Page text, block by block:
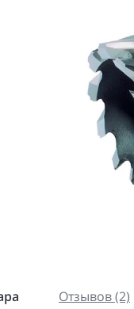
Отзывов (2)